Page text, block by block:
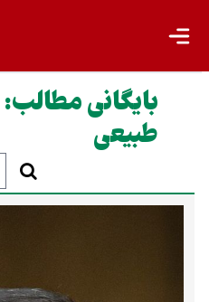
بایگانی مطالب:
طبیعی